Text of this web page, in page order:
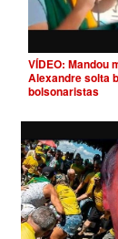
VÍDEO: Mandou
Alexandre solta
bolsonaristas